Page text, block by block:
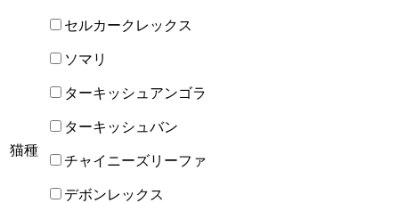
猫種
セルカークレックス
ソマリ
ターキッシュアンゴラ
ターキッシュバン
チャイニーズリーファ
デボンレックス